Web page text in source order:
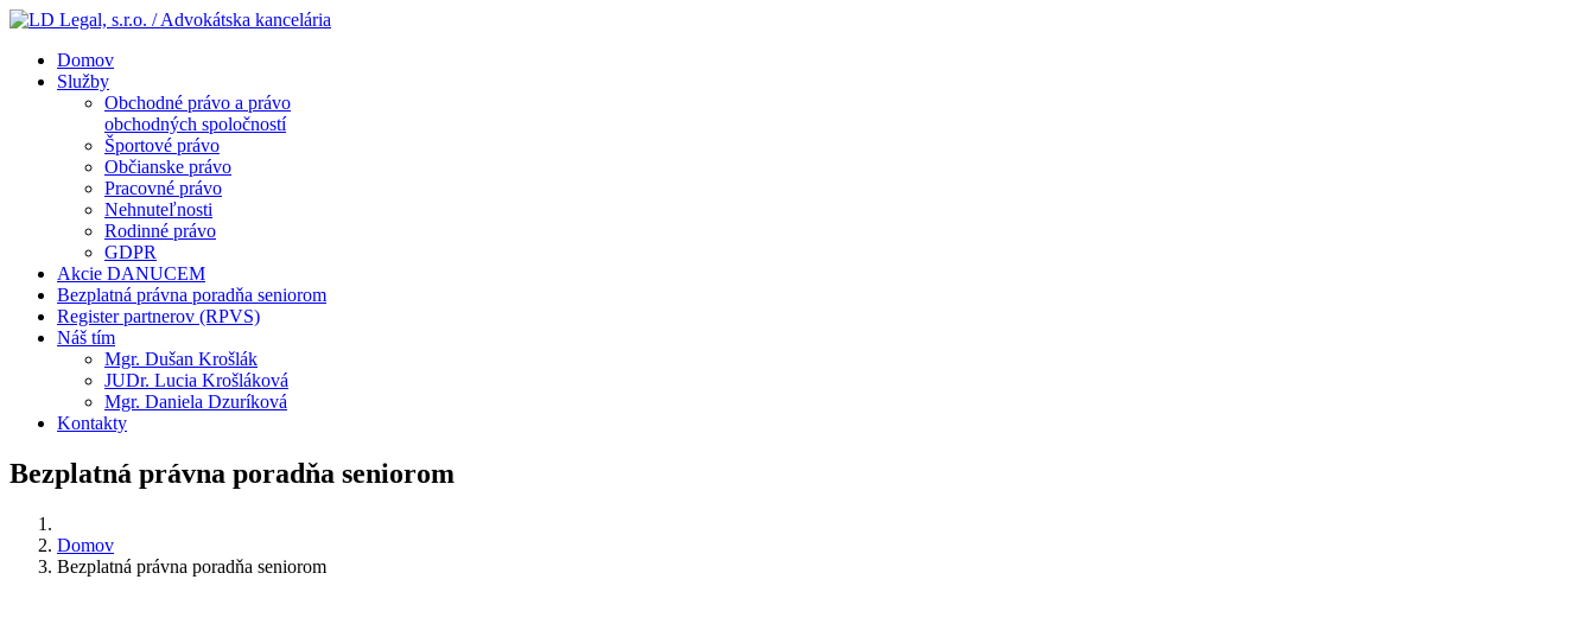
Domov
Služby
Obchodné právo a právo
obchodných spoločností
Športové právo
Občianske právo
Pracovné právo
Nehnuteľnosti
Rodinné právo
GDPR
Akcie DANUCEM
Bezplatná právna poradňa seniorom
Register partnerov (RPVS)
Náš tím
Mgr. Dušan Krošlák
JUDr. Lucia Krošláková
Mgr. Daniela Dzuríková
Kontakty
Bezplatná právna poradňa seniorom
Domov
Bezplatná právna poradňa seniorom